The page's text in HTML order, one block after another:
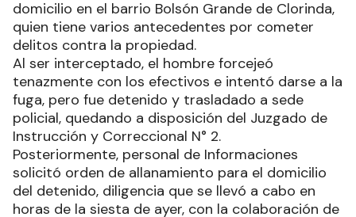
domicilio en el barrio Bolsón Grande de Clorinda,
quien tiene varios antecedentes por cometer
delitos contra la propiedad.
Al ser interceptado, el hombre forcejeó
tenazmente con los efectivos e intentó darse a la
fuga, pero fue detenido y trasladado a sede
policial, quedando a disposición del Juzgado de
Instrucción y Correccional N° 2.
Posteriormente, personal de Informaciones
solicitó orden de allanamiento para el domicilio
del detenido, diligencia que se llevó a cabo en
horas de la siesta de ayer, con la colaboración de